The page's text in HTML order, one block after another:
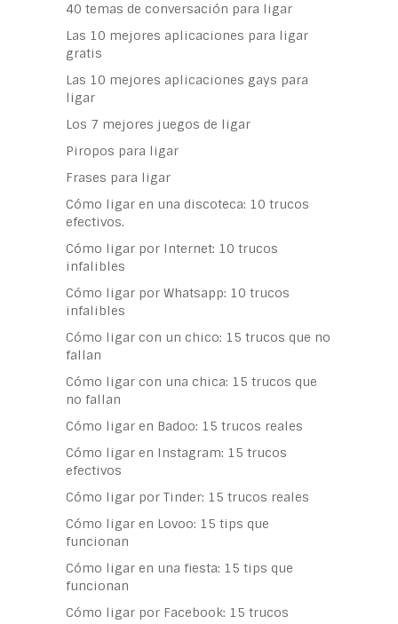
40 temas de conversación para ligar
Las 10 mejores aplicaciones para ligar
gratis
Las 10 mejores aplicaciones gays para
ligar
Los 7 mejores juegos de ligar
Piropos para ligar
Frases para ligar
Cómo ligar en una discoteca: 10 trucos
efectivos.
Cómo ligar por Internet: 10 trucos
infalibles
Cómo ligar por Whatsapp: 10 trucos
infalibles
Cómo ligar con un chico: 15 trucos que no
fallan
Cómo ligar con una chica: 15 trucos que
no fallan
Cómo ligar en Badoo: 15 trucos reales
Cómo ligar en Instagram: 15 trucos
efectivos
Cómo ligar por Tinder: 15 trucos reales
Cómo ligar en Lovoo: 15 tips que
funcionan
Cómo ligar en una fiesta: 15 tips que
funcionan
Cómo ligar por Facebook: 15 trucos